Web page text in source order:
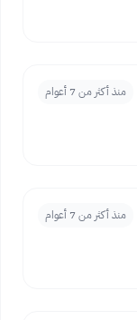
منذ أكثر من 7 أعوام
منذ أكثر من 7 أعوام